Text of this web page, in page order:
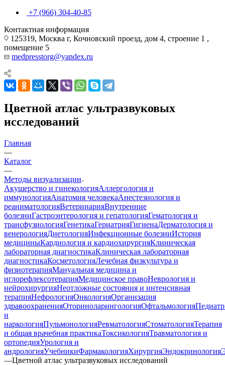
+7 (966) 304-40-85
Контактная информация
125319, Москва г, Кочновский проезд, дом 4, строение 1 ,
помещение 5
medpresstorg@yandex.ru
Цветной атлас ультразвуковых
исследований
Главная
—
Каталог
—
Методы визуализации
Акушерство и гинекологияАллергология и
иммунологияАнатомия человекаАнестезиология и
реаниматологияВетеринарияВнутренние
болезниГастроэнтерология и гепатологияГематология и
трансфузиологияГенетикаГериатрияГигиенаДерматология и
венерологияДиетологияИнфекционные болезниИстория
медициныКардиология и кардиохирургияКлиническая
лабораторная диагностикаКлиническая лабораторная
диагностикаКосметологияЛечебная физкультура и
физиотерапияМануальная медицина и
иглорефлексотерапияМедицинское правоНеврология и
нейрохирургияНеотложные состояния и интенсивная
терапияНефрологияОнкологияОрганизация
здравоохраненияОториноларингологияОфтальмология
и
наркологияПульмонологияРевматологияСтоматологияТерапия
и общая врачебная практикаТоксикологияТравматология и
ортопедияУрология и
андрологияУчебникиФармакологияХирургияЭндокринология
—Цветной атлас ультразвуковых исследований